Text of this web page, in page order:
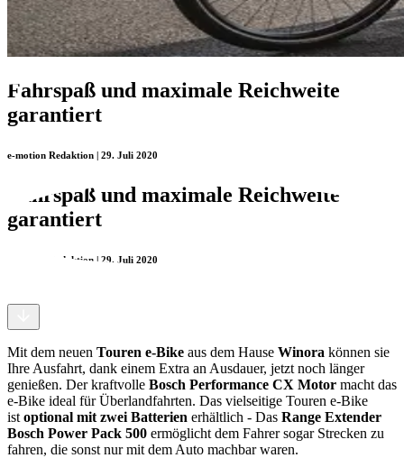
Fahrspaß und maximale Reichweite
garantiert
e-motion Redaktion | 29. Juli 2020
Fahrspaß und maximale Reichweite
garantiert
e-motion Redaktion | 29. Juli 2020
Mit dem neuen Touren e-Bike aus dem Hause Winora können sie
Ihre Ausfahrt, dank einem Extra an Ausdauer, jetzt noch länger
genießen. Der kraftvolle Bosch Performance CX Motor macht das
e-Bike ideal für Überlandfahrten. Das vielseitige Touren e-Bike
ist optional mit zwei Batterien erhältlich - Das Range Extender
Bosch Power Pack 500 ermöglicht dem Fahrer sogar Strecken zu
fahren, die sonst nur mit dem Auto machbar waren.